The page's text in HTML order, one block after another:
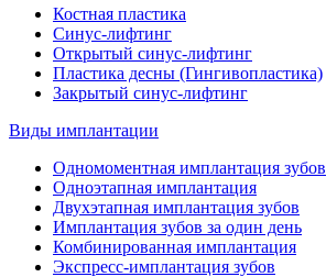
Костная пластика
Синус-лифтинг
Открытый синус-лифтинг
Пластика десны (Гингивопластика)
Закрытый синус-лифтинг
Виды имплантации
Одномоментная имплантация зубов
Одноэтапная имплантация
Двухэтапная имплантация зубов
Имплантация зубов за один день
Комбинированная имплантация
Экспресс-имплантация зубов